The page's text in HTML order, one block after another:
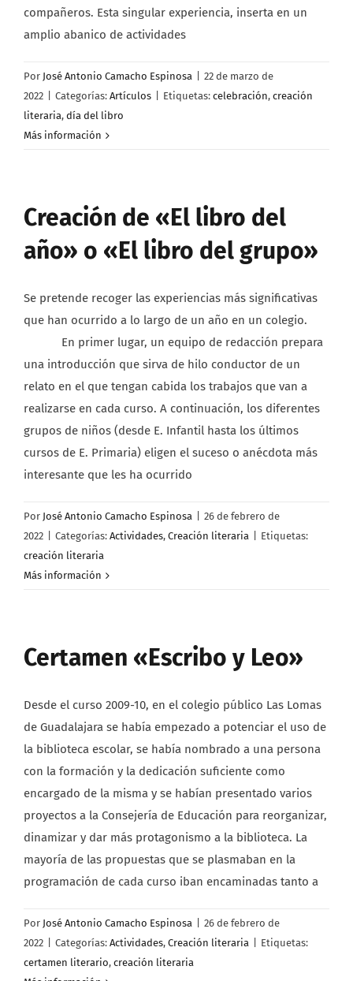
compañeros. Esta singular experiencia, inserta en un
amplio abanico de actividades
Por José Antonio Camacho Espinosa
22 de marzo de
2022
Categorías: Artículos Etiquetas: celebración, creación
literaria, día del libro
Más información
Creación de «El libro del
año» o «El libro del grupo»
Se pretende recoger las experiencias más significativas
que han ocurrido a lo largo de un año en un colegio.
En primer lugar, un equipo de redacción prepara
una introducción que sirva de hilo conductor de un
relato en el que tengan cabida los trabajos que van a
realizarse en cada curso. A continuación, los diferentes
grupos de niños (desde E. Infantil hasta los últimos
cursos de E. Primaria) eligen el suceso o anécdota más
interesante que les ha ocurrido
Por José Antonio Camacho Espinosa
26 de febrero de
2022
Categorías: Actividades, Creación literaria
Etiquetas:
creación literaria
Más información
Certamen «Escribo y Leo»
Desde el curso 2009-10, en el colegio público Las Lomas
de Guadalajara se había empezado a potenciar el uso de
la biblioteca escolar, se había nombrado a una persona
con la formación y la dedicación suficiente como
encargado de la misma y se habían presentado varios
proyectos a la Consejería de Educación para reorganizar,
dinamizar y dar más protagonismo a la biblioteca. La
mayoría de las propuestas que se plasmaban en la
programación de cada curso iban encaminadas tanto a
Por José Antonio Camacho Espinosa
26 de febrero de
2022
Categorías: Actividades, Creación literaria
Etiquetas:
certamen literario, creación literaria